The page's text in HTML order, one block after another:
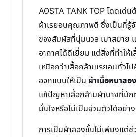
AOSTA TANK TOP โดดเด่น
ผ้าเรยอนคุณภาพดี ซึ่งเป็นที่รู้
ของสัมผัสที่นุ่มนวล เบาสบาย แ
อากาศได้ดีเยี่ยม แต่สิ่งที่ทำให้
เหนือกว่าเสื้อกล้ามเรยอนทั่วไ
ออกแบบให้เป็น ผ้าเนื้อหนาสอ
แก้ปัญหาเสื้อกล้ามผ้าบางที่มัก
มั่นใจหรือไม่เป็นส่วนตัวได้อย่า
การเป็นผ้าสองชั้นไม่เพียงแต่